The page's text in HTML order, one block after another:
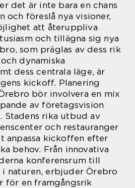
det är inte bara en chans
och föreslå nya visioner,
att återuppliva
och tillägna sig nya
som präglas av dess rik
dynamiska
dess centrala läge, är
kickoff. Planering
bör involvera en mix
av företagsvision
Stadens rika utbud av
och restauranger
kickoffen efter
behov. Från innovativa
konferensrum till
naturen, erbjuder Örebro
för en framgångsrik